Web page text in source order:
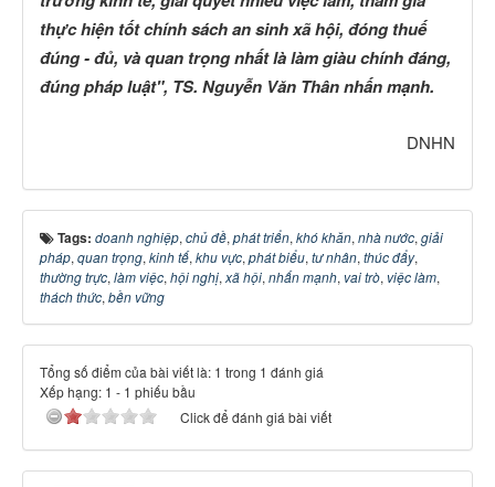
thực hiện tốt chính sách an sinh xã hội, đóng thuế
đúng - đủ, và quan trọng nhất là làm giàu chính đáng,
đúng pháp luật", TS. Nguyễn Văn Thân nhấn mạnh.
DNHN
Tags: doanh nghiệp, chủ đề, phát triển, khó khăn, nhà nước, giải
pháp, quan trọng, kinh tế, khu vực, phát biểu, tư nhân, thúc đẩy,
thường trực, làm việc, hội nghị, xã hội, nhấn mạnh, vai trò, việc làm,
thách thức, bền vững
Tổng số điểm của bài viết là: 1 trong 1 đánh giá
Xếp hạng: 1 - 1 phiếu bầu
Click để đánh giá bài viết